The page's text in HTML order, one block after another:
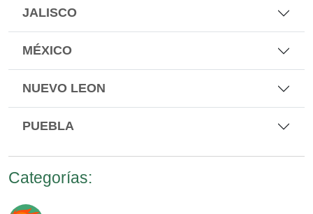
JALISCO
MÉXICO
NUEVO LEON
PUEBLA
Categorías: